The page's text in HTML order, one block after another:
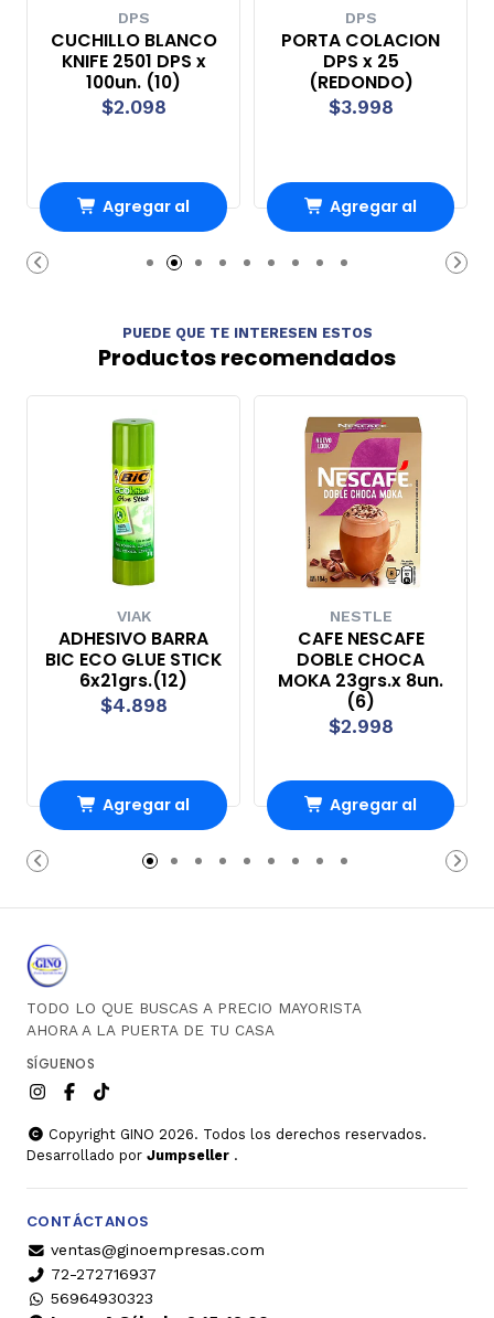
DPS
CUCHILLO BLANCO
KNIFE 2501 DPS x
100un. (10)
$2.098
Agregar al
Carro
DPS
PORTA COLACION
DPS x 25
(REDONDO)
$3.998
Agregar al
Carro
PUEDE QUE TE INTERESEN ESTOS
Productos recomendados
VIAK
ADHESIVO BARRA
BIC ECO GLUE STICK
6x21grs.(12)
$4.898
Agregar al
Carro
NESTLE
CAFE NESCAFE
DOBLE CHOCA
MOKA 23grs.x 8un.
(6)
$2.998
Agregar al
Carro
TODO LO QUE BUSCAS A PRECIO MAYORISTA
AHORA A LA PUERTA DE TU CASA
SÍGUENOS
Copyright GINO 2026. Todos los derechos reservados.
Desarrollado por Jumpseller .
CONTÁCTANOS
ventas@ginoempresas.com
72-272716937
56964930323